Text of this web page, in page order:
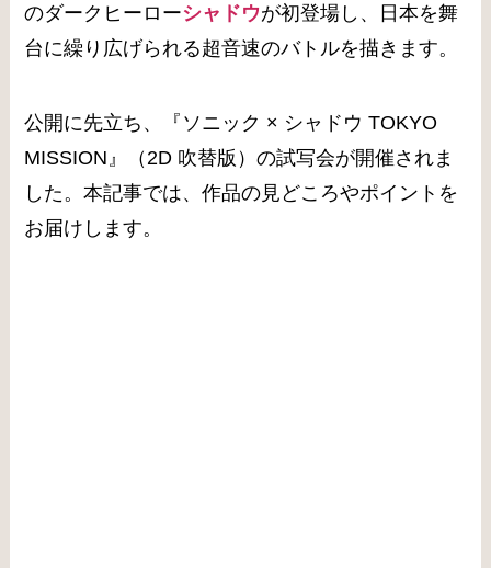
のダークヒーローシャドウが初登場し、日本を舞
台に繰り広げられる超音速のバトルを描きます。
公開に先立ち、
『ソニック × シャドウ TOKYO
MISSION』
（2D 吹替版）の試写会が開催されま
した。本記事では、作品の見どころやポイントを
お届けします。